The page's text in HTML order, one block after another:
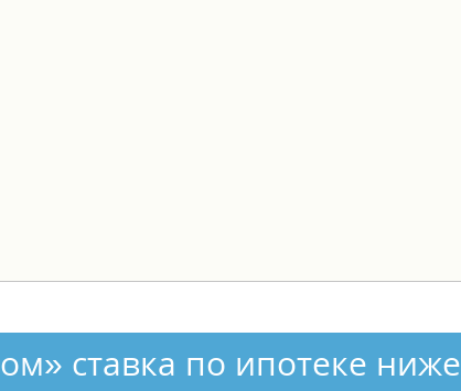
ставка по ипотеке ниже